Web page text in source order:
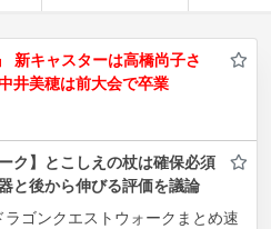
新キャスターは高橋尚子さ
井美穂は前大会で卒業
ク】とこしえの杖は確保必須
と後から伸びる評価を議論
ラゴンクエストウォークまとめ速